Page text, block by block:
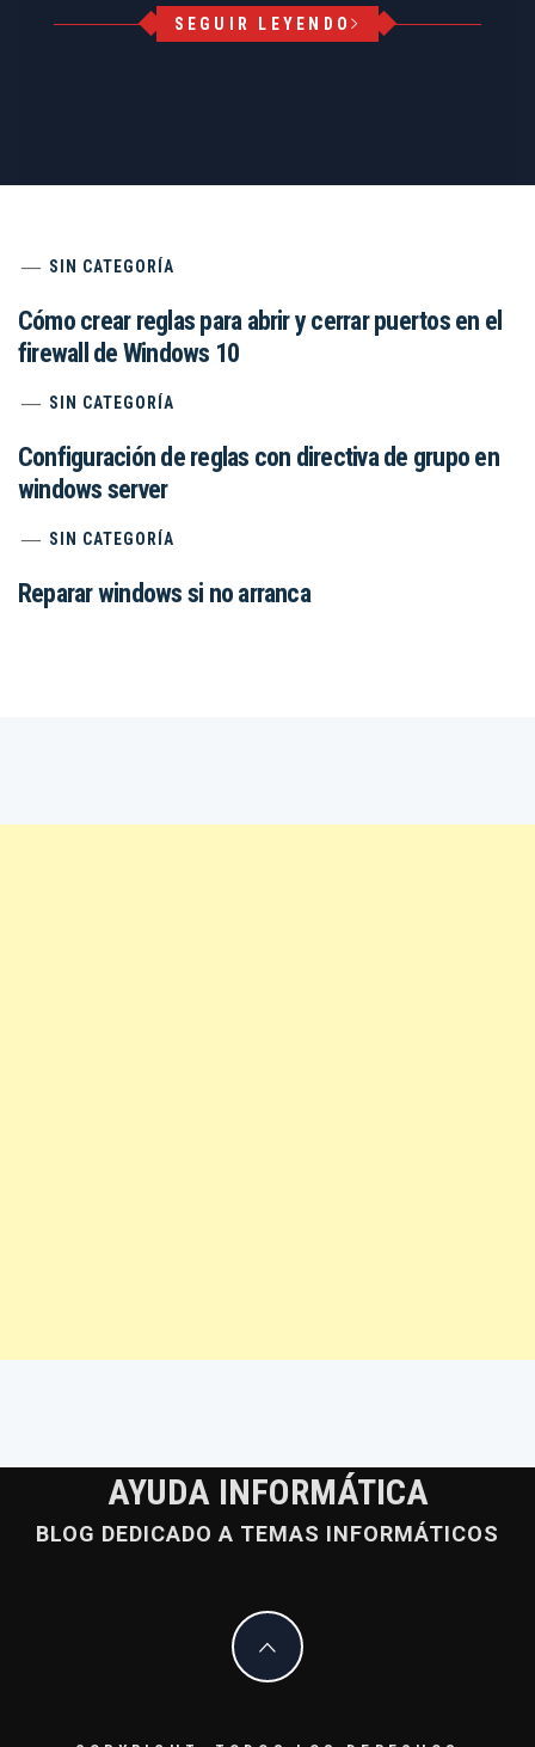
SEGUIR LEYENDO
SIN CATEGORÍA
Cómo crear reglas para abrir y cerrar puertos en el
firewall de Windows 10
SIN CATEGORÍA
Configuración de reglas con directiva de grupo en
windows server
SIN CATEGORÍA
Reparar windows si no arranca
AYUDA INFORMÁTICA
BLOG DEDICADO A TEMAS INFORMÁTICOS